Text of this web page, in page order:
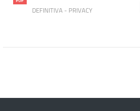
DEFINITIVA - PRIVACY